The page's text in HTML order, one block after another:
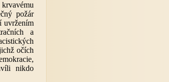
požár
uvržením
a
očích
nikdo